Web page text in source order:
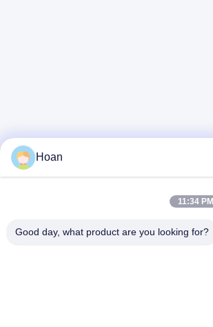
Hoan
11:34 PM
Good day, what product are you looking for?